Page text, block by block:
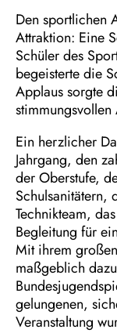
Den sportlichen
Attraktion: Eine
Schüler des
begeisterte die
Applaus sorgte
Ein herzlicher
Jahrgang, den
der Oberstufe,
Schulsanitätern,
Technikteam,
Begleitung für
Mit ihrem
maßgeblich
gelungenen,
Veranstaltung